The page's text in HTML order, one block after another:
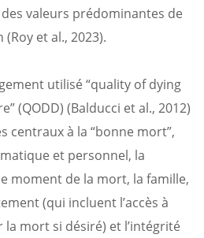
valeurs prédominantes de
et al., 2023).
utilisé “quality of dying
(QODD) (Balducci et al., 2012)
centraux à la “bonne mort”,
et personnel, la
moment de la mort, la famille,
(qui incluent l’accès à
la mort si désiré) et l’intégrité